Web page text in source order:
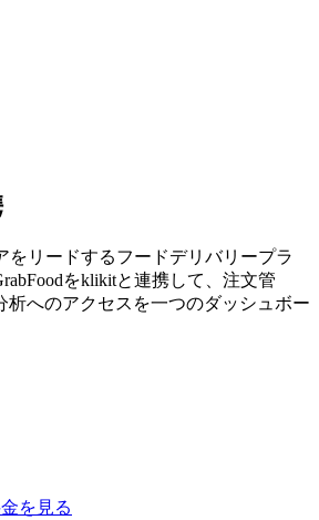
をリードするフードデリバリープラ
をklikitと連携して、注文管
析へのアクセスを一つのダッシュボー
を見る